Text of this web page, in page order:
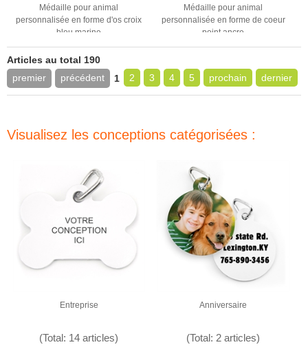
Médaille pour animal
personnalisée en forme d'os croix
bleu marine
Médaille pour animal
personnalisée en forme de coeur
point ancre
Articles au total 190
premier
précédent 1 2 3 4 5 prochain dernier
Visualisez les conceptions catégorisées :
Entreprise
(Total: 14 articles)
Anniversaire
(Total: 2 articles)